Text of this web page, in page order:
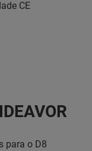
CE
para o D8